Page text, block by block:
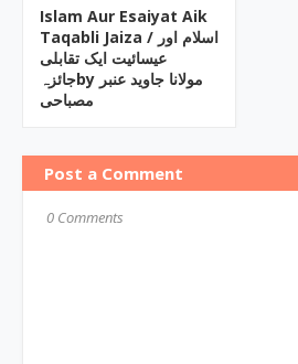
Islam Aur Esaiyat Aik
Taqabli Jaiza / اسلام اور
عیسائیت ایک تقابلی
جائزہby مولانا جاوید عنبر
مصباحی
Post a Comment
0 Comments